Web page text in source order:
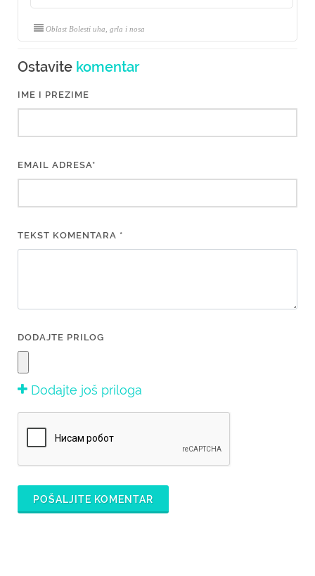
Oblast Bolesti uha, grla i nosa
Ostavite komentar
IME I PREZIME
EMAIL ADRESA*
TEKST KOMENTARA *
DODAJTE PRILOG
Dodajte još priloga
POŠALJITE KOMENTAR